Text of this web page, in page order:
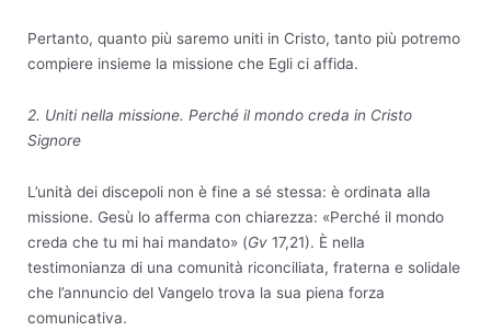
Pertanto, quanto più saremo uniti in Cristo, tanto più potremo
compiere insieme la missione che Egli ci affida.
2. Uniti nella missione. Perché il mondo creda in Cristo
Signore
L’unità dei discepoli non è fine a sé stessa: è ordinata alla
missione. Gesù lo afferma con chiarezza: «Perché il mondo
creda che tu mi hai mandato» (Gv 17,21). È nella
testimonianza di una comunità riconciliata, fraterna e solidale
che l’annuncio del Vangelo trova la sua piena forza
comunicativa.